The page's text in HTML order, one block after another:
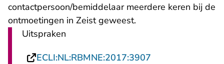
contactpersoon/bemiddelaar meerdere keren bij de
ontmoetingen in Zeist geweest.
Uitspraken
ECLI:NL:RBMNE:2017:3907